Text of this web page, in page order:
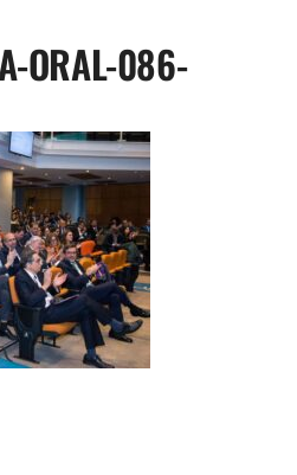
ORAL-086-